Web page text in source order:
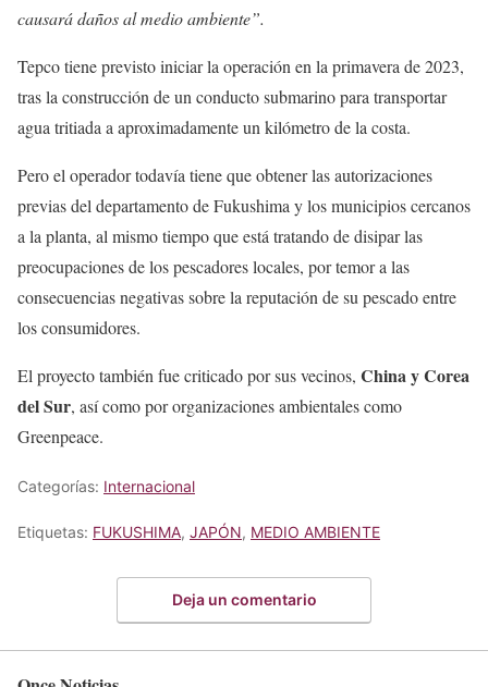
causará daños al medio ambiente”.
Tepco tiene previsto iniciar la operación en la primavera de 2023,
tras la construcción de un conducto submarino para transportar
agua tritiada a aproximadamente un kilómetro de la costa.
Pero el operador todavía tiene que obtener las autorizaciones
previas del departamento de Fukushima y los municipios cercanos
a la planta, al mismo tiempo que está tratando de disipar las
preocupaciones de los pescadores locales, por temor a las
consecuencias negativas sobre la reputación de su pescado entre
los consumidores.
El proyecto también fue criticado por sus vecinos, China y Corea
del Sur, así como por organizaciones ambientales como
Greenpeace.
Categorías: Internacional
Etiquetas: FUKUSHIMA, JAPÓN, MEDIO AMBIENTE
Deja un comentario